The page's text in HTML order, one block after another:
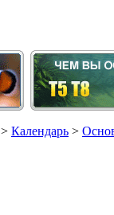
> Календарь >